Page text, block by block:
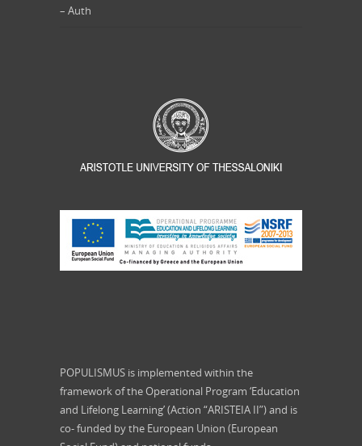
– Auth
POPULISMUS is implemented within the
framework of the Operational Program ‘Education
and Lifelong Learning’ (Action “ARISTEIA II”) and is
co- funded by the European Union (European